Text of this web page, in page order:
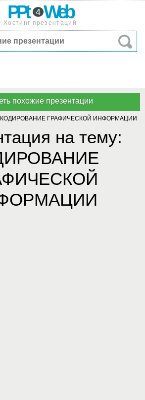
PPt 4 Web
Хостинг презентаций
КОДИРОВАНИЕ ГРАФИЧЕСКОЙ ИНФОРМАЦИИ
на тему: